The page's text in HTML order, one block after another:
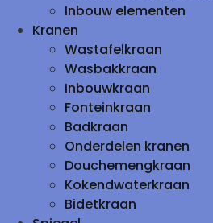
Inbouw elementen
Kranen
Wastafelkraan
Wasbakkraan
Inbouwkraan
Fonteinkraan
Badkraan
Onderdelen kranen
Douchemengkraan
Kokendwaterkraan
Bidetkraan